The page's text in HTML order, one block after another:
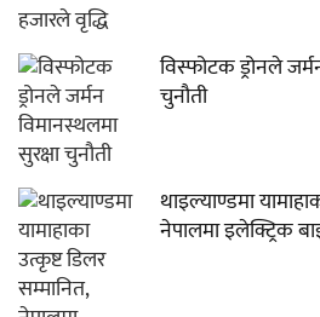
विस्फोटक ड्रोनले
चुनौती
थाइल्याण्डमा
नेपालमा इलेक्ट्रिक